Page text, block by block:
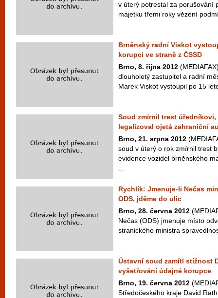
v úterý potrestal za porušování
majetku třemi roky vězení
Brněnský radní Viskot
korupci ve straně z ČSSD
Brno, 8. října 2012
dlouholetý zastupitel a radní
Marek Viskot vystoupil po 15
Soud zmírnil trest
legalizoval ojetá zahraniční
Brno, 21. srpna 2012
soud v úterý o rok zmírnil trest
evidence vozidel brněnského
Rychlík: Jmenuje-li Nečas
ODS, jděme do ulic
Brno, 28. června 2012
Nečas (ODS) jmenuje místo
stranického ministra
Ústavní soud zamítl stížnost
vyšetřování údajné korupce
Brno, 19. června 2012
Středočeského kraje David